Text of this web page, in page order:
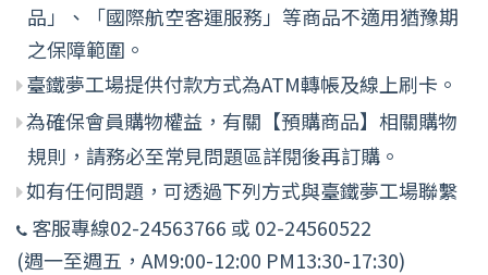
品」、「國際航空客運服務」等商品不適用猶豫期
之保障範圍。
臺鐵夢工場提供付款方式為ATM轉帳及線上刷卡。
為確保會員購物權益，有關【預購商品】相關購物
規則，請務必至常見問題區詳閱後再訂購。
如有任何問題，可透過下列方式與臺鐵夢工場聯繫
客服專線02-24563766 或 02-24560522
(週一至週五，AM9:00-12:00 PM13:30-17:30)